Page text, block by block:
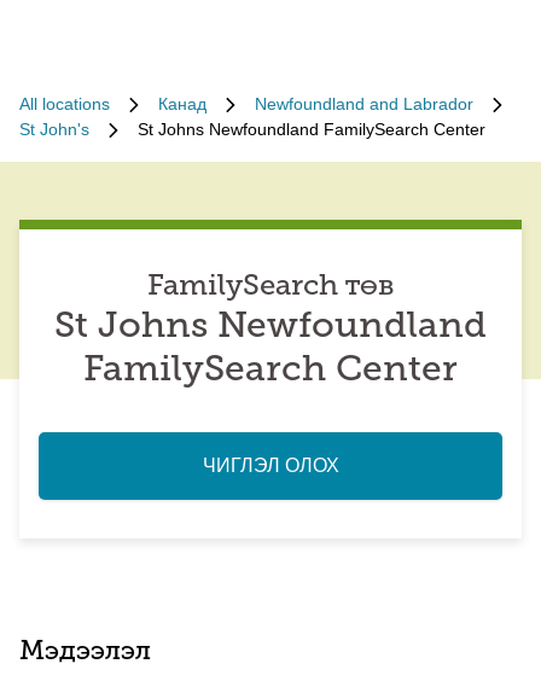
All locations Канад
Newfoundland and Labrador
St John's
St Johns Newfoundland FamilySearch Center
FamilySearch төв
St Johns Newfoundland
FamilySearch Center
ЧИГЛЭЛ ОЛОХ
Мэдээлэл